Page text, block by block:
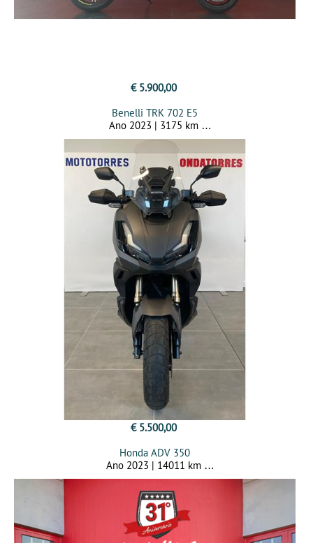
€ 5.900,00
Benelli TRK 702 E5
Ano 2023 | 3175 km
€ 5.500,00
Honda ADV 350
Ano 2023 | 14011 km